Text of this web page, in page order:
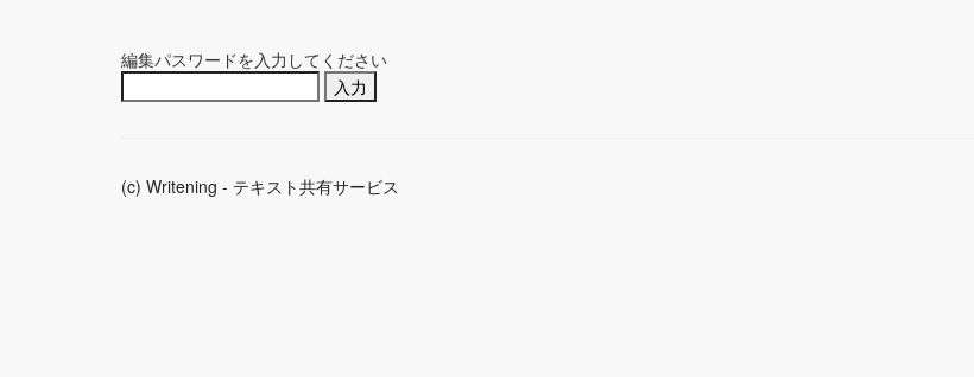
編集パスワードを入力してください
(c) Writening - テキスト共有サービス